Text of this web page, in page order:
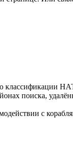
классификации
поиска,
с